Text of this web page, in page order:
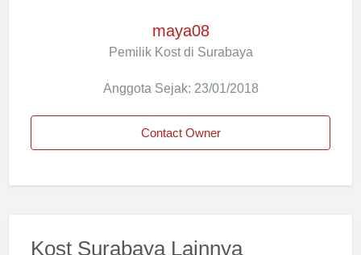
maya08
Pemilik Kost di Surabaya
Anggota Sejak: 23/01/2018
Contact Owner
Kost Surabaya Lainnya